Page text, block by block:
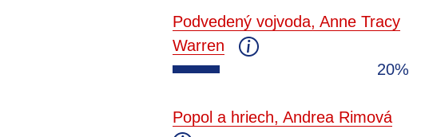
Podvedený vojvoda, Anne Tracy
Warren
20%
Popol a hriech, Andrea Rimová